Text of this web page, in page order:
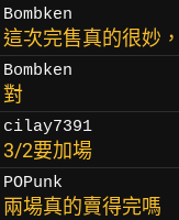
Bombken
這次完售真的很妙
Bombken
對
cilay7391
3/2要加場
POPunk
兩場真的賣得完嗎